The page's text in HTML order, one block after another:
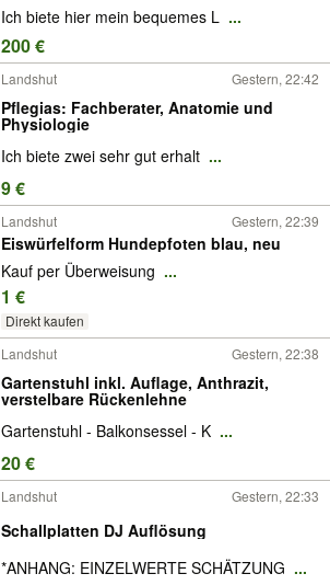
Ich biete hier mein bequemes L ...
200 €
Landshut Gestern, 22:42
Pflegias: Fachberater, Anatomie und
Physiologie
Ich biete zwei sehr gut erhalt ...
9 €
Landshut Gestern, 22:39
Eiswürfelform Hundepfoten blau, neu
Kauf per Überweisung ...
1 €
Direkt kaufen
Landshut Gestern, 22:38
Gartenstuhl inkl. Auflage, Anthrazit,
verstelbare Rückenlehne
Gartenstuhl - Balkonsessel - K ...
20 €
Landshut Gestern, 22:33
Schallplatten DJ Auflösung
*ANHANG: EINZELWERTE SCHÄTZUNG ...